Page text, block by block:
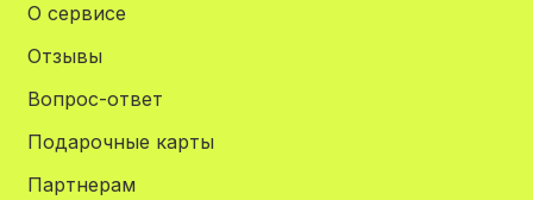
О сервисе
Отзывы
Вопрос-ответ
Подарочные карты
Партнерам